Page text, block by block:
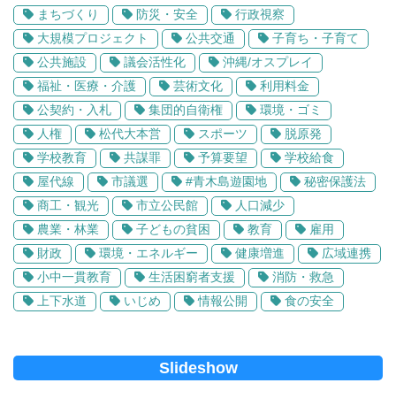
まちづくり 防災・安全
行政視察
大規模プロジェクト
公共交通
子育ち・子育て
公共施設
議会活性化
沖縄/オスプレイ
福祉・医療・介護
芸術文化
利用料金
公契約・入札
集団的自衛権
環境・ゴミ
人権
松代大本営 スポーツ
脱原発
学校教育
共謀罪 予算要望
学校給食
屋代線
市議選 #青木島遊園地
秘密保護法
商工・観光
市立公民館
人口減少
農業・林業
子どもの貧困 教育
雇用
財政
環境・エネルギー 健康増進
広域連携
小中一貫教育
生活困窮者支援
消防・救急
上下水道
いじめ 情報公開 食の安全
Slideshow